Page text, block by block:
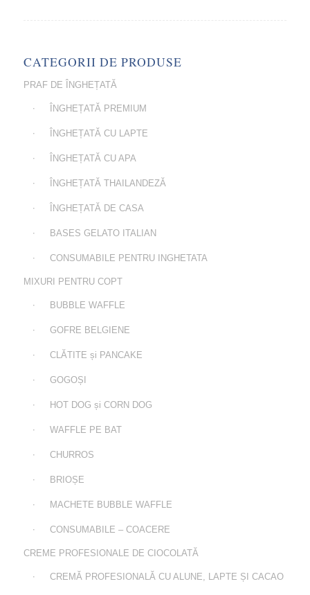
CATEGORII DE PRODUSE
PRAF DE ÎNGHEȚATĂ
ÎNGHEȚATĂ PREMIUM
ÎNGHEȚATĂ CU LAPTE
ÎNGHEȚATĂ CU APA
ÎNGHEȚATĂ THAILANDEZĂ
ÎNGHEȚATĂ DE CASA
BASES GELATO ITALIAN
CONSUMABILE PENTRU INGHETATA
MIXURI PENTRU COPT
BUBBLE WAFFLE
GOFRE BELGIENE
CLĂTITE și PANCAKE
GOGOȘI
HOT DOG și CORN DOG
WAFFLE PE BAT
CHURROS
BRIOȘE
MACHETE BUBBLE WAFFLE
CONSUMABILE – COACERE
CREME PROFESIONALE DE CIOCOLATĂ
CREMĂ PROFESIONALĂ CU ALUNE, LAPTE ȘI CACAO